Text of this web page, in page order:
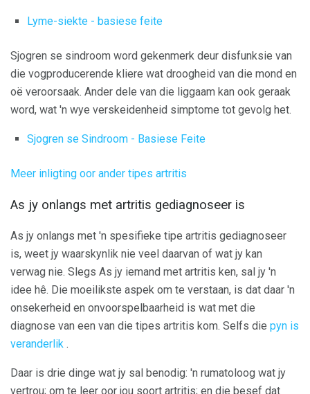
Lyme-siekte - basiese feite
Sjogren se sindroom word gekenmerk deur disfunksie van
die vogproducerende kliere wat droogheid van die mond en
oë veroorsaak. Ander dele van die liggaam kan ook geraak
word, wat 'n wye verskeidenheid simptome tot gevolg het.
Sjogren se Sindroom - Basiese Feite
Meer inligting oor ander tipes artritis
As jy onlangs met artritis gediagnoseer is
As jy onlangs met 'n spesifieke tipe artritis gediagnoseer
is, weet jy waarskynlik nie veel daarvan of wat jy kan
verwag nie. Slegs As jy iemand met artritis ken, sal jy 'n
idee hê. Die moeilikste aspek om te verstaan, is dat daar 'n
onsekerheid en onvoorspelbaarheid is wat met die
diagnose van een van die tipes artritis kom. Selfs die pyn is
veranderlik .
Daar is drie dinge wat jy sal benodig: 'n rumatoloog wat jy
vertrou; om te leer oor jou soort artritis; en die besef dat